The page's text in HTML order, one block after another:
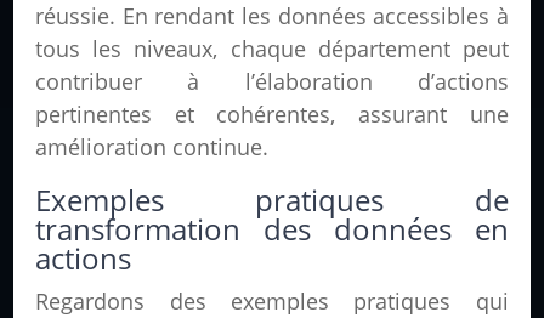
réussie. En rendant les données accessibles à
tous les niveaux, chaque département peut
contribuer à l’élaboration d’actions
pertinentes et cohérentes, assurant une
amélioration continue.
Exemples pratiques de
transformation des données en
actions
Regardons des exemples pratiques qui